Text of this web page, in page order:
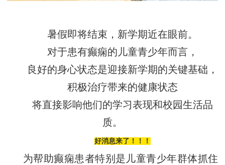
暑假即将结束，新学期近在眼前。
对于患有癫痫的儿童青少年而言，
良好的身心状态是迎接新学期的关键基础，
积极治疗带来的健康状态
将直接影响他们的学习表现和校园生活品
质。
好消息来了！！！
为帮助癫痫患者特别是儿童青少年群体抓住